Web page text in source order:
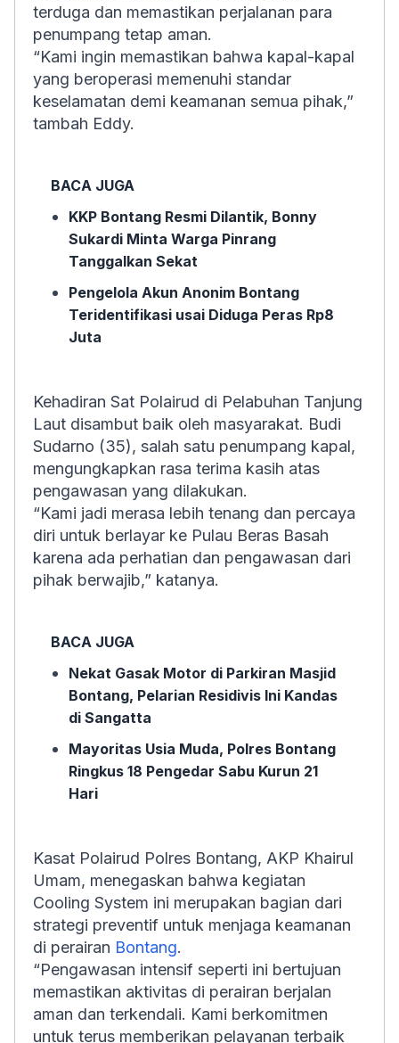
terduga dan memastikan perjalanan para
penumpang tetap aman.
“Kami ingin memastikan bahwa kapal-kapal
yang beroperasi memenuhi standar
keselamatan demi keamanan semua pihak,”
tambah Eddy.
BACA JUGA
KKP Bontang Resmi Dilantik, Bonny
Sukardi Minta Warga Pinrang
Tanggalkan Sekat
Pengelola Akun Anonim Bontang
Teridentifikasi usai Diduga Peras Rp8
Juta
Kehadiran Sat Polairud di Pelabuhan Tanjung
Laut disambut baik oleh masyarakat. Budi
Sudarno (35), salah satu penumpang kapal,
mengungkapkan rasa terima kasih atas
pengawasan yang dilakukan.
“Kami jadi merasa lebih tenang dan percaya
diri untuk berlayar ke Pulau Beras Basah
karena ada perhatian dan pengawasan dari
pihak berwajib,” katanya.
BACA JUGA
Nekat Gasak Motor di Parkiran Masjid
Bontang, Pelarian Residivis Ini Kandas
di Sangatta
Mayoritas Usia Muda, Polres Bontang
Ringkus 18 Pengedar Sabu Kurun 21
Hari
Kasat Polairud Polres Bontang, AKP Khairul
Umam, menegaskan bahwa kegiatan
Cooling System ini merupakan bagian dari
strategi preventif untuk menjaga keamanan
di perairan Bontang.
“Pengawasan intensif seperti ini bertujuan
memastikan aktivitas di perairan berjalan
aman dan terkendali. Kami berkomitmen
untuk terus memberikan pelayanan terbaik